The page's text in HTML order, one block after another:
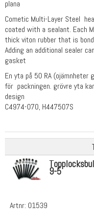
plana
Cometic Multi-Layer Steel
coated with a sealant. Each
thick viton rubber that is
Adding an additional sealer
gasket
En yta på 50 RA (ojämnheter
för packningen. grövre yta
design
C4974-070, H447507S
Artnr: 01539
9-5